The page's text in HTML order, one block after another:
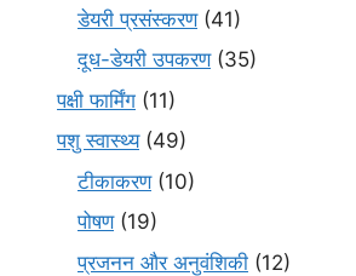
डेयरी प्रसंस्करण(41)
दूध-डेयरी उपकरण(35)
पक्षी फार्मिंग (11)
पशु स्वास्थ्य(49)
टीकाकरण(10)
पोषण(19)
प्रजनन और अनुवंशिकी (12)